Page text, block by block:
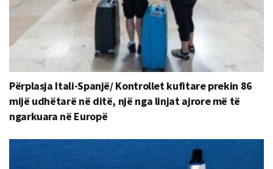
Përplasja Itali-Spanjë/ Kontrollet kufitare prekin 86
mijë udhëtarë në ditë, një nga linjat ajrore më të
ngarkuara në Europë